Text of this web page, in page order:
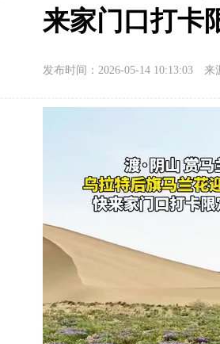
来家门口打卡
发布时间：2026-05-14 10:13:03 来